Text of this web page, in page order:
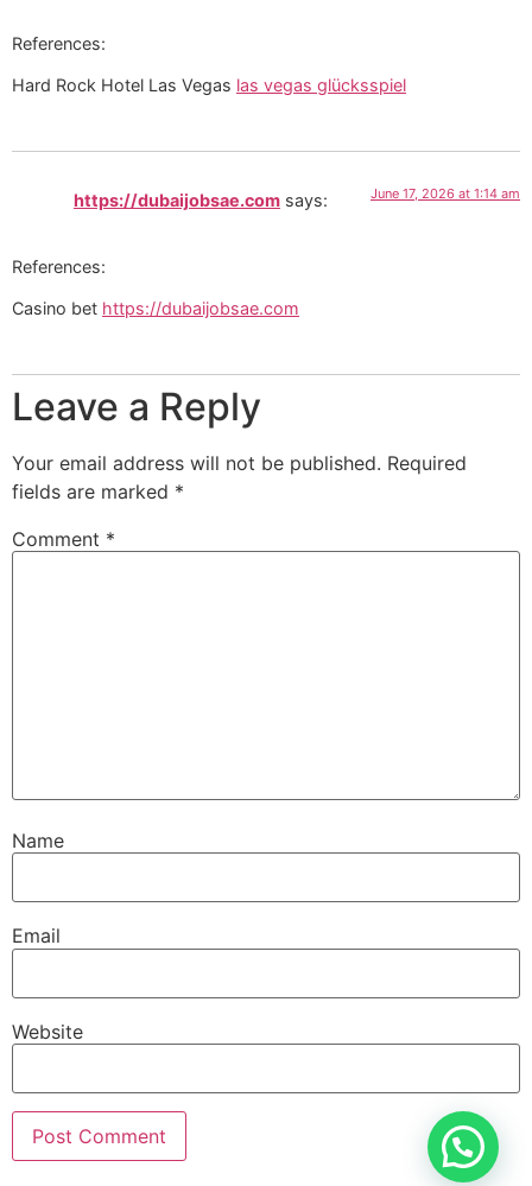
References:
Hard Rock Hotel Las Vegas las vegas glücksspiel
https://dubaijobsae.com says: June 17, 2026 at 1:14 am
References:
Casino bet https://dubaijobsae.com
Leave a Reply
Your email address will not be published. Required
fields are marked *
Comment *
Name
Email
Website